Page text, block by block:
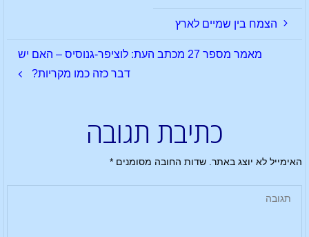
הצמח בין שמיים לארץ
מאמר מספר 27 מכתב העת: לוציפר-גנוסיס – האם יש
דבר כזה כמו מקריות?
כתיבת תגובה
האימייל לא יוצג באתר. שדות החובה מסומנים*